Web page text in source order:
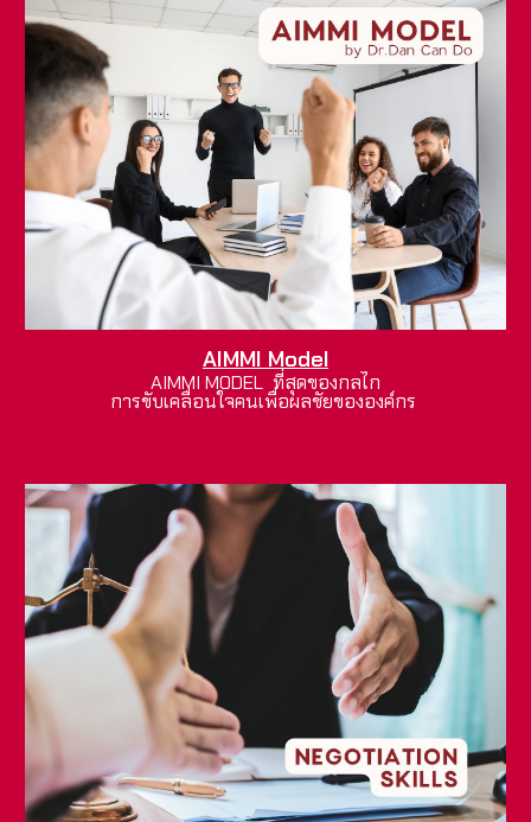
AIMMI Model
AIMMI MODEL ที่สุดของกลไก
การขับเคลื่อนใจคนเพื่อผลชัยขององค์กร